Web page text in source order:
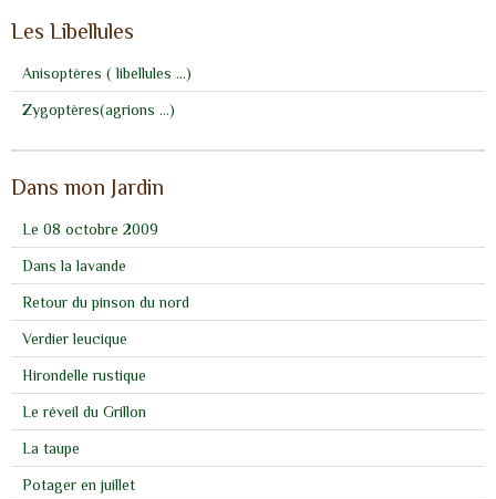
Les Libellules
Anisoptères ( libellules ...)
Zygoptères(agrions ...)
Dans mon Jardin
Le 08 octobre 2009
Dans la lavande
Retour du pinson du nord
Verdier leucique
Hirondelle rustique
Le réveil du Grillon
La taupe
Potager en juillet